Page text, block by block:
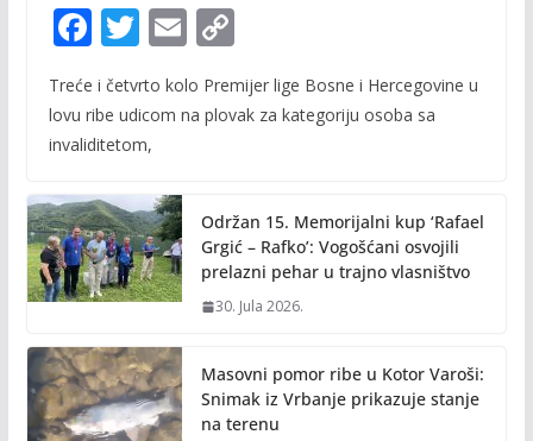
F
ac
e
b
o
k
T
w
itt
er
E
m
ai
C
p
n
k
Treće i četvrto kolo Premijer lige Bosne i Hercegovine u
lovu ribe udicom na plovak za kategoriju osoba sa
invaliditetom,
Održan 15. Memorijalni kup ‘Rafael
Grgić – Rafko’: Vogošćani osvojili
prelazni pehar u trajno vlasništvo
30. Jula 2026.
Masovni pomor ribe u Kotor Varoši:
Snimak iz Vrbanje prikazuje stanje
na terenu